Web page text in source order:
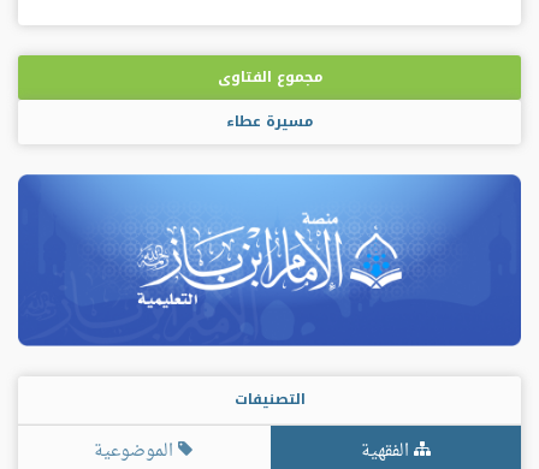
مجموع الفتاوى
مسيرة عطاء
التصنيفات
الفقهية
الموضوعية